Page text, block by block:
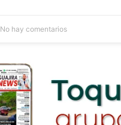
No hay comentarios